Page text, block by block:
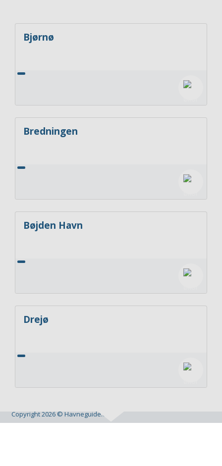
Bjørnø
Bredningen
Bøjden Havn
Drejø
Copyright 2026 © Havneguide.dk